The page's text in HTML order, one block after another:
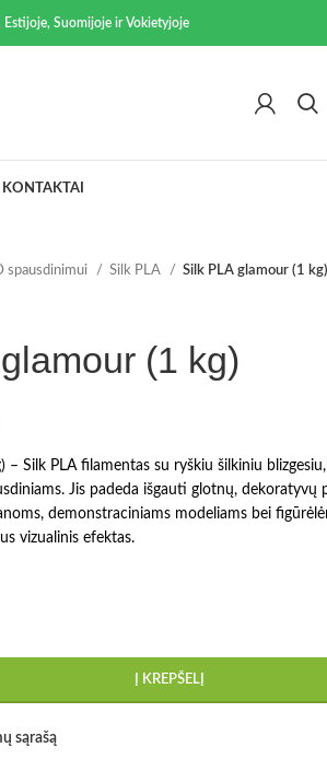
Estijoje, Suomijoje ir Vokietyjoje
KONTAKTAI
spausdinimui Silk PLA Silk PLA glamour (1 kg)
(1 kg)
– Silk PLA filamentas su ryškiu šilkiniu
Jis padeda išgauti glotnų, dekoratyvų
demonstraciniams modeliams bei
vizualinis efektas.
Į KREPŠELĮ
sąrašą